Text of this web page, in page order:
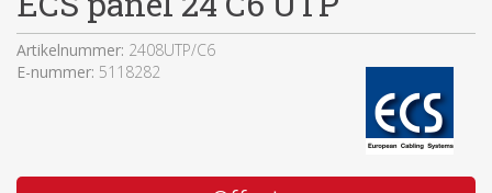
Artikelnummer: 2408UTP/C6
E-nummer: 5118282